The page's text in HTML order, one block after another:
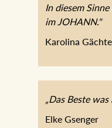
immer der, der
wir uns sehr
„Das Beste